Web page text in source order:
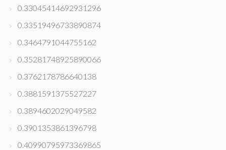
0.33045414692931296
0.33519496733890874
0.3464791044755162
0.35281748925890066
0.3762178786640138
0.3881591375527227
0.3894602029049582
0.3901353861396798
0.40990795973369865